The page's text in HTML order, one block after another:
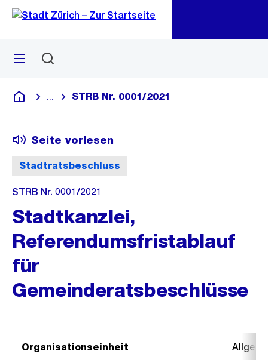
Navigation
Sprunglink
Menü
Deutsch
Blende alle Breadcrumbs ein
STRB Nr. 0001/2021
Stadtratsbeschluss
Seite vorlesen
STRB Nr. 0001/2021
Stadtkanzlei,
Referendumsfristablauf
für
Gemeinderatsbeschlüsse
Organisationseinheit